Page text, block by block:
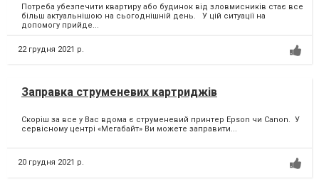
Потреба убезпечити квартиру або будинок від зловмисників стає все
більш актуальнішою на сьогоднішній день. У цій ситуації на
допомогу прийде...
22 грудня 2021 р.
Заправка струменевих картриджів
Скоріш за все у Вас вдома є струменевий принтер Epson чи Canon. ⁣ У
сервісному центрі «Мегабайт» Ви можете заправити...
20 грудня 2021 р.